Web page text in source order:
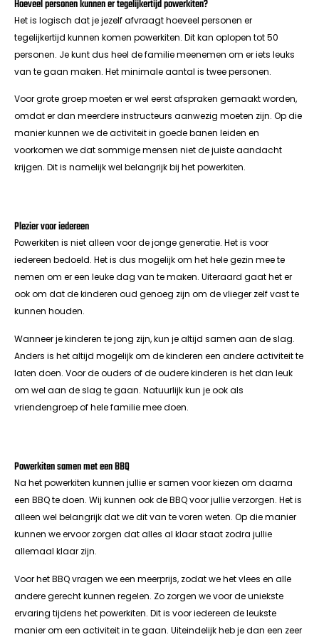
Hoeveel personen kunnen er tegelijkertijd powerkiten?
Het is logisch dat je jezelf afvraagt hoeveel personen er
tegelijkertijd kunnen komen powerkiten. Dit kan oplopen tot 50
personen. Je kunt dus heel de familie meenemen om er iets leuks
van te gaan maken. Het minimale aantal is twee personen.
Voor grote groep moeten er wel eerst afspraken gemaakt worden,
omdat er dan meerdere instructeurs aanwezig moeten zijn. Op die
manier kunnen we de activiteit in goede banen leiden en
voorkomen we dat sommige mensen niet de juiste aandacht
krijgen. Dit is namelijk wel belangrijk bij het powerkiten.
Plezier voor iedereen
Powerkiten is niet alleen voor de jonge generatie. Het is voor
iedereen bedoeld. Het is dus mogelijk om het hele gezin mee te
nemen om er een leuke dag van te maken. Uiteraard gaat het er
ook om dat de kinderen oud genoeg zijn om de vlieger zelf vast te
kunnen houden.
Wanneer je kinderen te jong zijn, kun je altijd samen aan de slag.
Anders is het altijd mogelijk om de kinderen een andere activiteit te
laten doen. Voor de ouders of de oudere kinderen is het dan leuk
om wel aan de slag te gaan. Natuurlijk kun je ook als
vriendengroep of hele familie mee doen.
Powerkiten samen met een BBQ
Na het powerkiten kunnen jullie er samen voor kiezen om daarna
een BBQ te doen. Wij kunnen ook de BBQ voor jullie verzorgen. Het is
alleen wel belangrijk dat we dit van te voren weten. Op die manier
kunnen we ervoor zorgen dat alles al klaar staat zodra jullie
allemaal klaar zijn.
Voor het BBQ vragen we een meerprijs, zodat we het vlees en alle
andere gerecht kunnen regelen. Zo zorgen we voor de uniekste
ervaring tijdens het powerkiten. Dit is voor iedereen de leukste
manier om een activiteit in te gaan. Uiteindelijk heb je dan een zeer